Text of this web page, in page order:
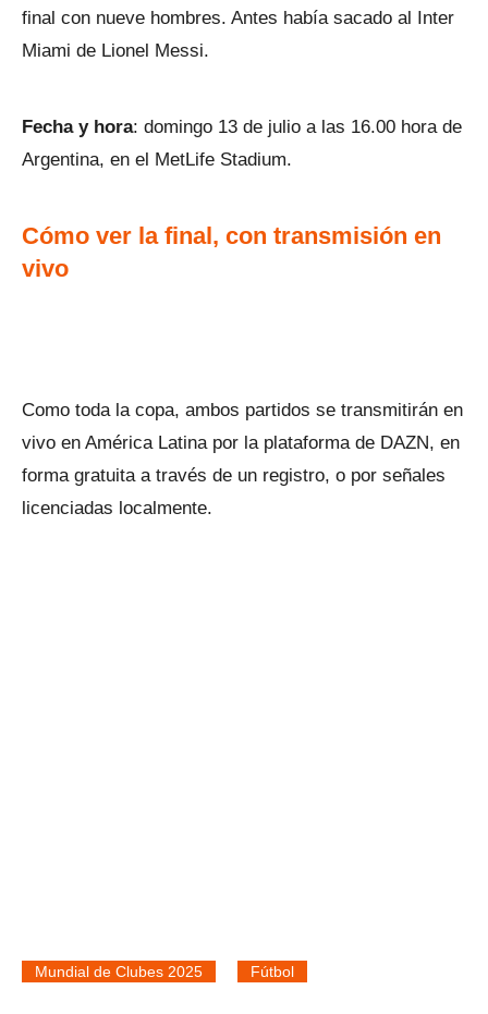
final con nueve hombres. Antes había sacado al Inter
Miami de Lionel Messi.
Fecha y hora: domingo 13 de julio a las 16.00 hora de
Argentina, en el MetLife Stadium.
Cómo ver la final, con transmisión en
vivo
Como toda la copa, ambos partidos se transmitirán en
vivo en América Latina por la plataforma de DAZN, en
forma gratuita a través de un registro, o por señales
licenciadas localmente.
Mundial de Clubes 2025 Fútbol